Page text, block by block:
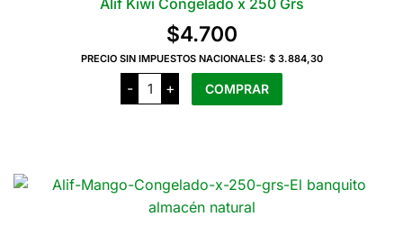
se
pueden
elegir
en
producto
$4.700
PRECIO SIN IMPUESTOS NACIONALES: $ 3.884,30
-
Alif
Kiwi
Congelado
+ COMPRAR